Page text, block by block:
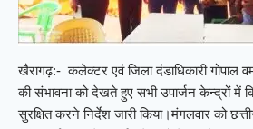
खैरागढ़:- कलेक्टर एवं जिला दंडाधिकारी गोपाल
की संभावना को देखते हुए सभी उपार्जन केन्द्रों में
सुरक्षित करने निर्देश जारी किया।मंगलवार को